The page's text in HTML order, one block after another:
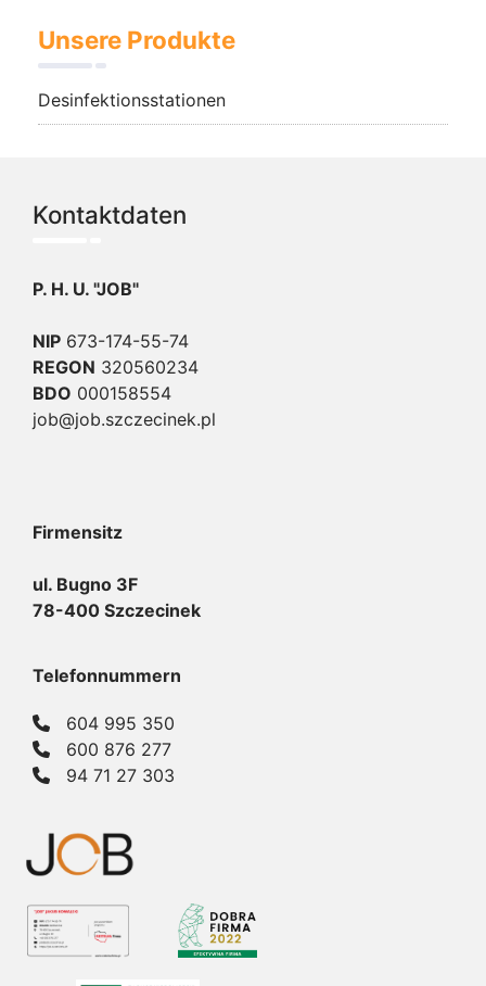
Unsere Produkte
Desinfektionsstationen
Kontaktdaten
P. H. U. "JOB"
NIP 673-174-55-74
REGON 320560234
BDO 000158554
job@job.szczecinek.pl
Firmensitz
ul. Bugno 3F
78-400 Szczecinek
Telefonnummern
604 995 350
600 876 277
94 71 27 303